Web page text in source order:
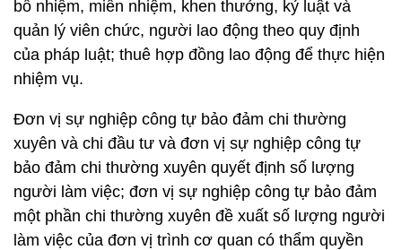
bổ nhiệm, miễn nhiệm, khen thưởng, kỷ luật và
quản lý viên chức, người lao động theo quy định
của pháp luật; thuê hợp đồng lao động để thực hiện
nhiệm vụ.
Đơn vị sự nghiệp công tự bảo đảm chi thường
xuyên và chi đầu tư và đơn vị sự nghiệp công tự
bảo đảm chi thường xuyên quyết định số lượng
người làm việc; đơn vị sự nghiệp công tự bảo đảm
một phần chi thường xuyên đề xuất số lượng người
làm việc của đơn vị trình cơ quan có thẩm quyền